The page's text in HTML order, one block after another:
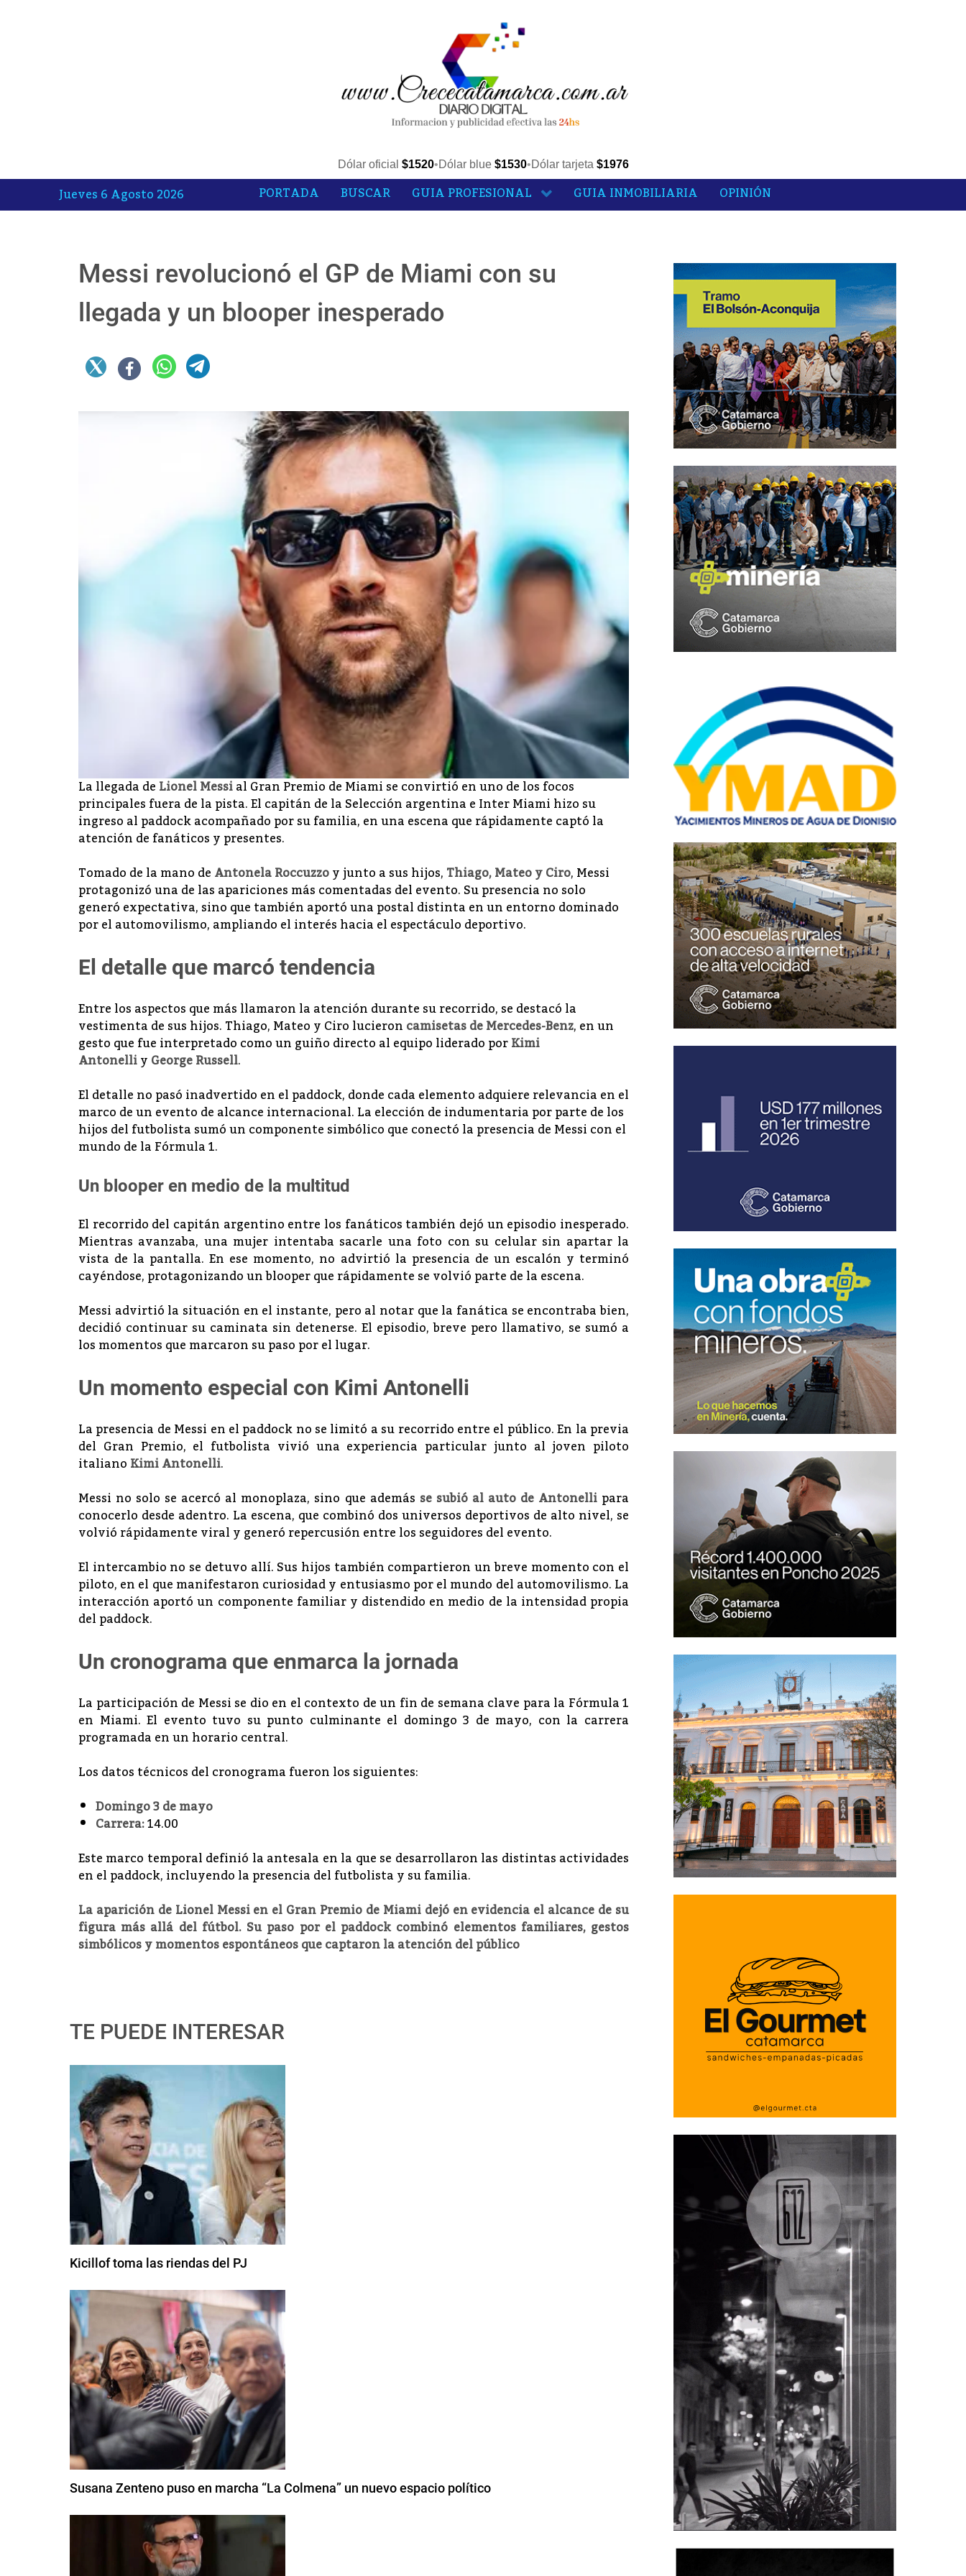
Dólar oficial $1520•Dólar blue $1530•Dólar tarjeta $1976
Jueves 6 Agosto 2026 PORTADA BUSCAR GUIA PROFESIONAL GUIA INMOBILIARIA OPINIÓN
Messi revolucionó el GP de Miami con su
llegada y un blooper inesperado
La llegada deLionel Messial Gran Premio de Miami se convirtió en uno de los focos
principales fuera de la pista. El capitán de la Selección argentina e Inter Miami hizo su
ingreso al paddock acompañado por su familia, en una escena que rápidamente captó la
atención de fanáticos y presentes.
Tomado de la mano deAntonela Roccuzzoy junto a sus hijos,Thiago, Mateo y Ciro, Messi
protagonizó una de las apariciones más comentadas del evento. Su presencia no solo
generó expectativa, sino que también aportó una postal distinta en un entorno dominado
por el automovilismo, ampliando el interés hacia el espectáculo deportivo.
El detalle que marcó tendencia
Entre los aspectos que más llamaron la atención durante su recorrido, se destacó la
vestimenta de sus hijos. Thiago, Mateo y Ciro lucieroncamisetas de Mercedes-Benz, en un
gesto que fue interpretado como un guiño directo al equipo liderado porKimi
AntonelliyGeorge Russell.
El detalle no pasó inadvertido en el paddock, donde cada elemento adquiere relevancia en el
marco de un evento de alcance internacional. La elección de indumentaria por parte de los
hijos del futbolista sumó un componente simbólico que conectó la presencia de Messi con el
mundo de la Fórmula 1.
Un blooper en medio de la multitud
El recorrido del capitán argentino entre los fanáticos también dejó un episodio inesperado.
Mientras avanzaba, una mujer intentaba sacarle una foto con su celular sin apartar la
vista de la pantalla. En ese momento, no advirtió la presencia de un escalón y terminó
cayéndose, protagonizando un blooper que rápidamente se volvió parte de la escena.
Messi advirtió la situación en el instante, pero al notar que la fanática se encontraba bien,
decidió continuar su caminata sin detenerse. El episodio, breve pero llamativo, se sumó a
los momentos que marcaron su paso por el lugar.
Un momento especial con Kimi Antonelli
La presencia de Messi en el paddock no se limitó a su recorrido entre el público. En la previa
del Gran Premio, el futbolista vivió una experiencia particular junto al joven piloto
italianoKimi Antonelli.
Messi no solo se acercó al monoplaza, sino que además se subió al auto de Antonellipara
conocerlo desde adentro. La escena, que combinó dos universos deportivos de alto nivel, se
volvió rápidamente viral y generó repercusión entre los seguidores del evento.
El intercambio no se detuvo allí. Sus hijos también compartieron un breve momento con el
piloto, en el que manifestaron curiosidad y entusiasmo por el mundo del automovilismo. La
interacción aportó un componente familiar y distendido en medio de la intensidad propia
del paddock.
Un cronograma que enmarca la jornada
La participación de Messi se dio en el contexto de un fin de semana clave para la Fórmula 1
en Miami. El evento tuvo su punto culminante el domingo 3 de mayo, con la carrera
programada en un horario central.
Los datos técnicos del cronograma fueron los siguientes:
Domingo 3 de mayo
Carrera:14.00
Este marco temporal definió la antesala en la que se desarrollaron las distintas actividades
en el paddock, incluyendo la presencia del futbolista y su familia.
La aparición de Lionel Messi en el Gran Premio de Miami dejó en evidencia el alcance de su
figura más allá del fútbol. Su paso por el paddock combinó elementos familiares, gestos
simbólicos y momentos espontáneos que captaron la atención del público
TE PUEDE INTERESAR
Kicillof toma las riendas del PJ
Susana Zenteno puso en marcha “La Colmena” un nuevo espacio político